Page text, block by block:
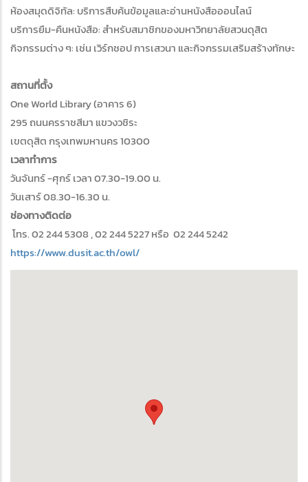
ห้องสมุดดิจิทัล: บริการสืบค้นข้อมูลและอ่านหนังสือออนไลน์
บริการยืม-คืนหนังสือ: สำหรับสมาชิกของมหาวิทยาลัยสวนดุสิต
กิจกรรมต่าง ๆ: เช่น เวิร์กชอป การเสวนา และกิจกรรมเสริมสร้างทักษะ
สถานที่ตั้ง
One World Library (อาคาร 6)
295 ถนนครราชสีมา แขวงวชิระ
เขตดุสิต กรุงเทพมหานคร 10300
เวลาทำการ
วันจันทร์ -ศุกร์ เวลา 07.30-19.00 น.
วันเสาร์ 08.30-16.30 น.
ช่องทางติดต่อ
โทร. 02 244 5308 , 02 244 5227 หรือ 02 244 5242
https://www.dusit.ac.th/owl/